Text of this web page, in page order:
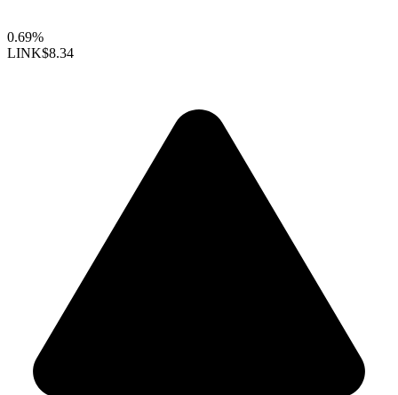
0.69%
LINK$8.34